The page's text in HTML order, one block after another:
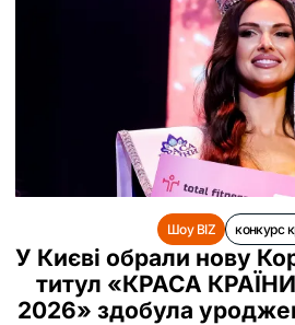
Шоу BIZ конкурс
У Києві обрали нову
титул «КРАСА
2026» здобула